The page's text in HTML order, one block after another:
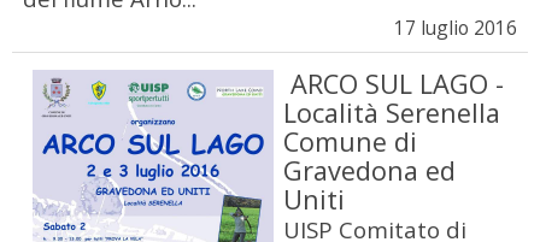
17 luglio 2016
ARCO SUL LAGO -
Località Serenella
Comune di
Gravedona ed
Uniti
UISP Comitato di